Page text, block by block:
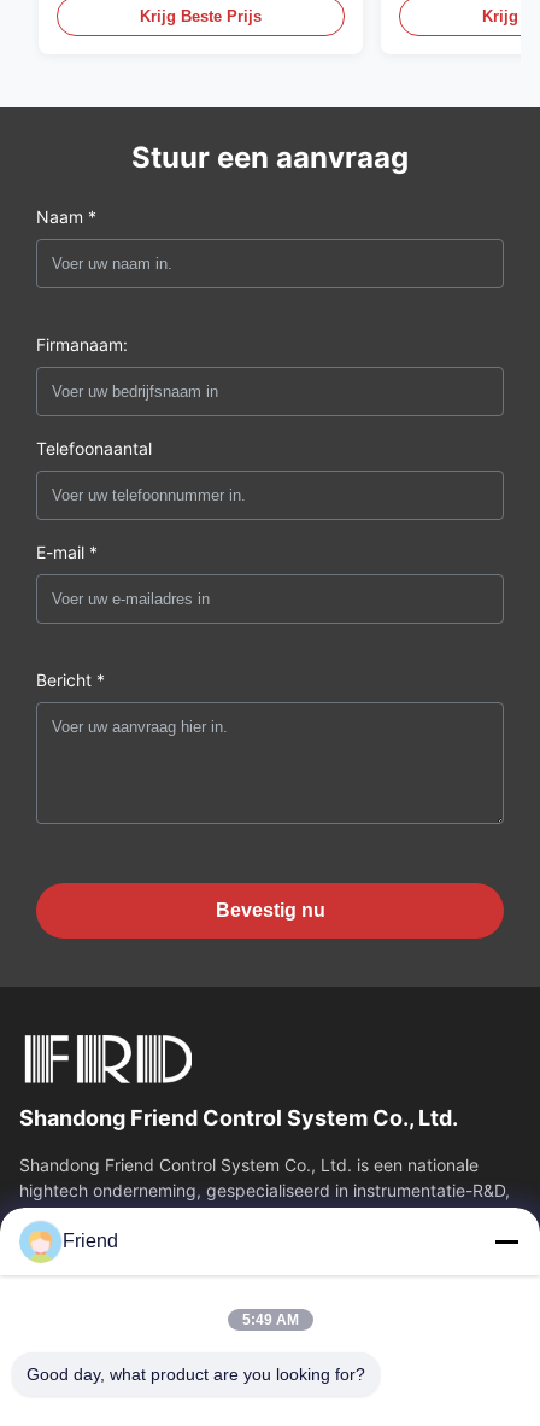
roestvrijstalen monitor
Krijg Beste Prijs
20mA/RS485
Fume Detection
Krijg
Stuur een aanvraag
Naam *
Firmanaam:
Telefoonaantal
E-mail *
Bericht *
Bevestig nu
Shandong Friend Control System Co., Ltd.
Shandong Friend Control System Co., Ltd. is een nationale
hightech onderneming, gespecialiseerd in instrumentatie-R&D,
productie en industriële...
Snelkoppelingen
Over Ons
Fabrieksreis
Kwaliteitscontrole
Friend
5:49 AM
Good day, what product are you looking for?